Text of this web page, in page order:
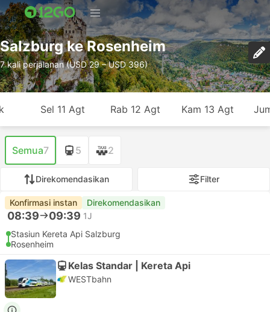
Salzburg ke Rosenheim
7 kali perjalanan (USD 29 – USD 396)
Sel 11 Agt Rab 12 Agt Kam 13 Agt
Semua7 5 2
Direkomendasikan Filter
Konfirmasi instan Direkomendasikan
08:39 09:39 1J
Stasiun Kereta Api Salzburg
Rosenheim
Kelas Standar | Kereta Api
WESTbahn